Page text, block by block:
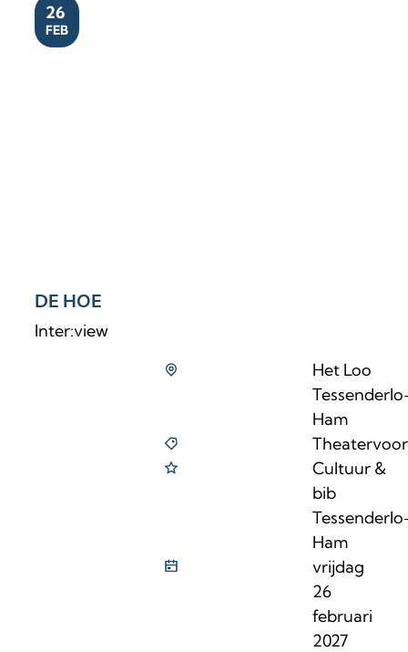
VR
26
FEB
DE HOE
Inter:view
Het Loo
Ham
Cultuur &
bib
Ham
vrijdag
26
februari
2027